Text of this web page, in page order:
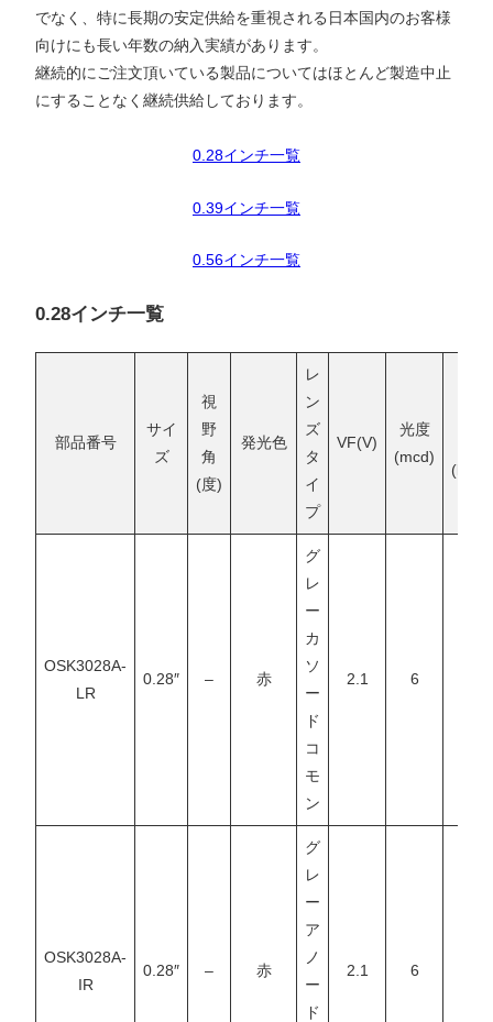
でなく、特に長期の安定供給を重視される日本国内のお客様
向けにも長い年数の納入実績があります。
継続的にご注文頂いている製品についてはほとんど製造中止
にすることなく継続供給しております。
0.28インチ一覧
0.39インチ一覧
0.56インチ一覧
0.28インチ一覧
部品番号
サイ
ズ
視
野
角
(度)
発光色
レ
ン
ズ
タ
イ
プ
VF(V)
光度
(mcd)
(lm)
OSK3028A-
LR
0.28″ – 赤
グ
レ
ー
カ
ソ
ー
ド
コ
モ
ン
2.1 6
OSK3028A-
IR
0.28″ – 赤
グ
レ
ー
ア
ノ
ー
ド
2.1 6